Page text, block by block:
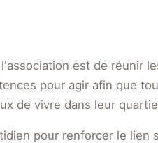
est de réunir
pour agir afin que
de vivre dans leur
pour renforcer le lien